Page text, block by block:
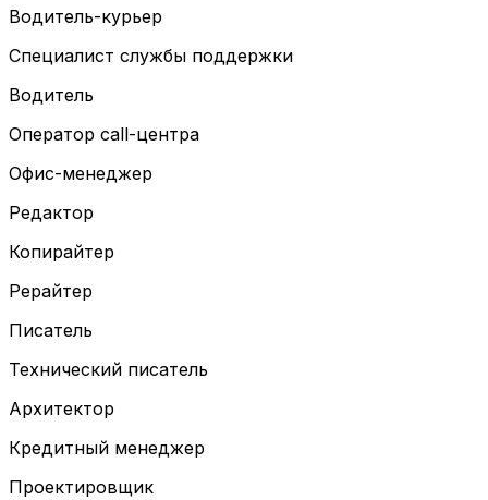
Водитель-курьер
Специалист службы поддержки
Водитель
Оператор call-центра
Офис-менеджер
Редактор
Копирайтер
Рерайтер
Писатель
Технический писатель
Архитектор
Кредитный менеджер
Проектировщик